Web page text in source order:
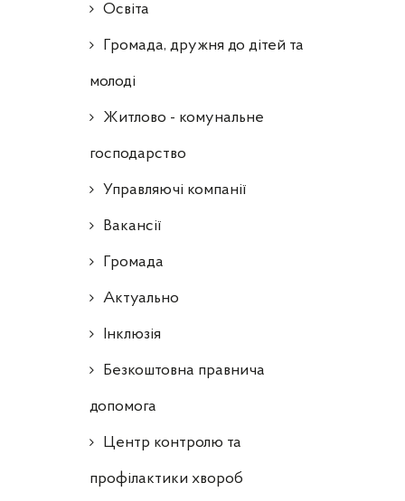
Освіта
Громада, дружня до дітей та
молоді
Житлово - комунальне
господарство
Управляючі компанії
Ваканcії
Громада
Актуально
Інклюзія
Безкоштовна правнича
допомога
Центр контролю та
профілактики хвороб